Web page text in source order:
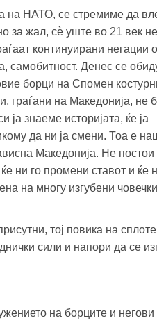
на НАТО, се стремиме да
за жал, сè уште во 21 век
континуирани негации
самобитност. Денес се
борци на Спомен
граѓани на Македонија, не
знаеме историјата, ќе ја
да ни ја смени. Тоа е
Македонија. Не постои
ќе ни го промени ставот и ќе
на многу изгубени
тој повика на
сили и напори да се
на борците и негови